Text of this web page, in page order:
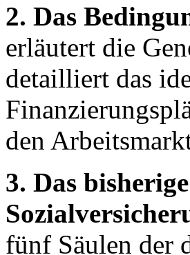
2. Das
erläutert die
detailliert das
den
3. Das
fünf Säulen der